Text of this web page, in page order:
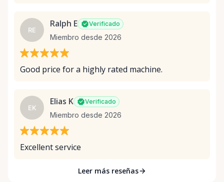
RE
Ralph E Verificado
Miembro desde 2026
Good price for a highly rated machine.
EK
Elias K Verificado
Miembro desde 2026
Excellent service
Leer más reseñas